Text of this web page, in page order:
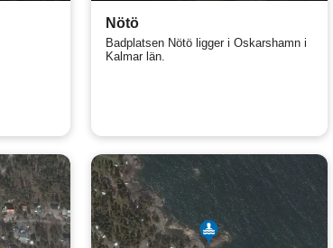
Nötö
Badplatsen Nötö ligger i Oskarshamn i
Kalmar län.